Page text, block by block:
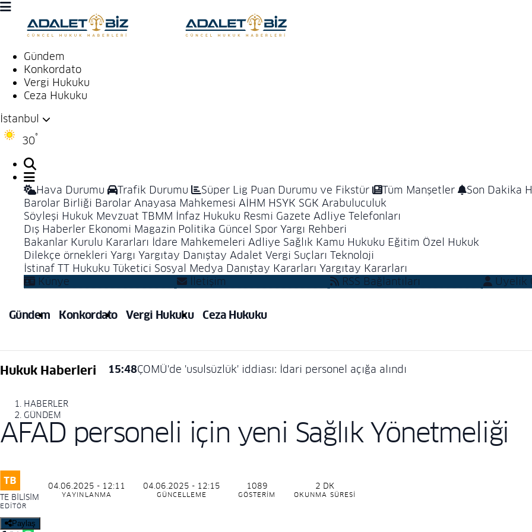
Gündem
Konkordato
Vergi Hukuku
Ceza Hukuku
İstanbul
30°
Hava Durumu Trafik Durumu Süper Lig Puan Durumu ve Fikstür Tüm Manşetler
Son Dakika
Barolar Birliği Barolar Anayasa Mahkemesi AİHM HSYK SGK Arabuluculuk
Söyleşi Hukuk Mevzuat TBMM İnfaz Hukuku Resmi Gazete Adliye Telefonları
Dış Haberler Ekonomi Magazin Politika Güncel Spor Yargı Rehberi
Bakanlar Kurulu Kararları İdare Mahkemeleri Adliye Sağlık Kamu Hukuku Eğitim Özel Hukuk
Dilekçe örnekleri Yargı Yargıtay Danıştay Adalet Vergi Suçları Teknoloji
İstinaf TT Hukuku Tüketici Sosyal Medya Danıştay Kararları Yargıtay Kararları
Künye
İletişim RSS Bağlantıları Üyelik
Gündem Konkordato Vergi Hukuku Ceza Hukuku
Hukuk Haberleri 15:48ÇOMÜ'de 'usulsüzlük' iddiası: İdari personel açığa alındı
HABERLER
GÜNDEM
AFAD personeli için yeni Sağlık Yönetmeliği
TE BILISIM
EDITÖR
04.06.2025 - 12:11
YAYINLANMA
04.06.2025 - 12:15
GÜNCELLEME
1089
GÖSTERIM
2 DK
OKUNMA SÜRESI
Paylaş
Trafik Durumu
Tüm Manşetler
Son Dakika Haberleri
Haber Arşivi